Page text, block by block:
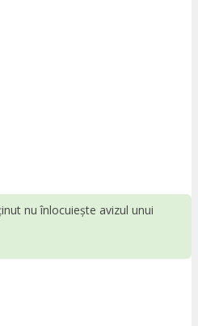
nu înlocuiește avizul unui